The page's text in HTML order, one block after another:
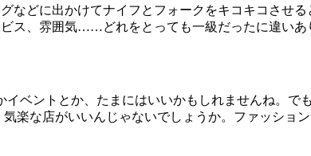
どに出かけてナイフとフォークをキコキコさせ
ス、雰囲気……どれをとっても一級だったに違いあ
ベントとか、たまにはいいかもしれませんね。で
楽な店がいいんじゃないでしょうか。ファッショ